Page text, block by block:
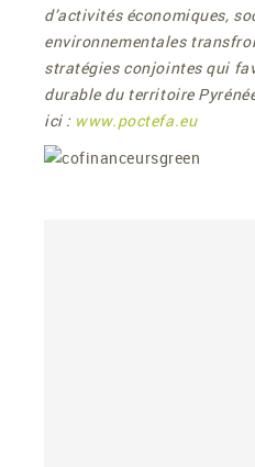
d’activités économiques,
environnementales
stratégies conjointes qui
durable du territoire
ici : www.poctefa.eu